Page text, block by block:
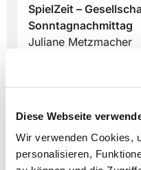
Diese Webseite
Wir verwenden Cookies,
personalisieren,
SpielZeit –
Sonntagnachmittag
Juliane Metzmacher
Von Bienen und
Harri Borkowski
Von der Leiste zum
Zuhören – Musik